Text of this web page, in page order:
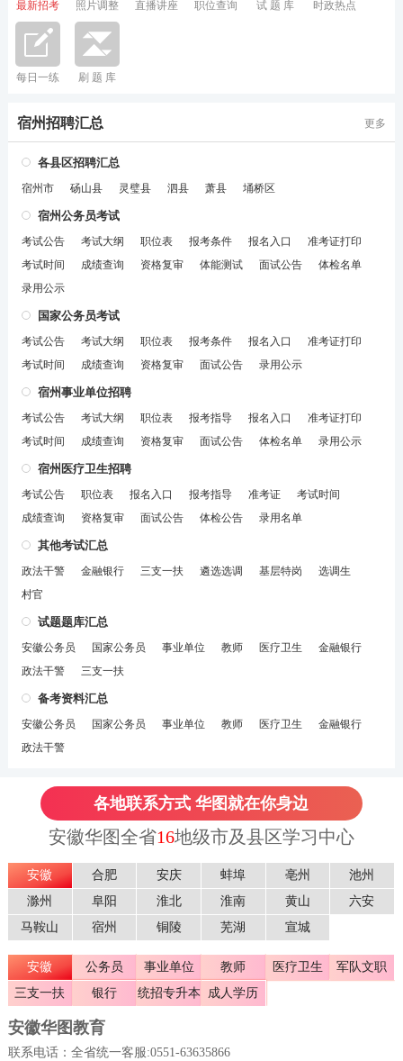
最新招考 照片调整 直播讲座 职位查询 试 题 库 时政热点
每日一练 刷 题 库
宿州招聘汇总 更多
各县区招聘汇总
宿州市 砀山县 灵璧县 泗县 萧县 埇桥区
宿州公务员考试
考试公告 考试大纲 职位表 报考条件 报名入口
准考证打印
考试时间
成绩查询 资格复审 体能测试 面试公告
体检名单
录用公示
国家公务员考试
考试公告 考试大纲 职位表 报考条件 报名入口
准考证打印
考试时间
成绩查询 资格复审 面试公告 录用公示
宿州事业单位招聘
考试公告 考试大纲 职位表 报考指导 报名入口
准考证打印
考试时间
成绩查询 资格复审 面试公告 体检名单 录用公示
宿州医疗卫生招聘
考试公告 职位表 报名入口 报考指导 准考证
考试时间
成绩查询
资格复审 面试公告 体检公告 录用名单
其他考试汇总
政法干警 金融银行 三支一扶 遴选选调 基层特岗
选调生
村官
试题题库汇总
安徽公务员 国家公务员 事业单位 教师 医疗卫生
金融银行
政法干警
三支一扶
备考资料汇总
安徽公务员 国家公务员 事业单位 教师 医疗卫生
金融银行
政法干警